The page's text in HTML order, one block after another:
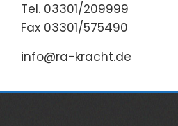
Tel. 03301/209999
Fax 03301/575490
info@ra-kracht.de